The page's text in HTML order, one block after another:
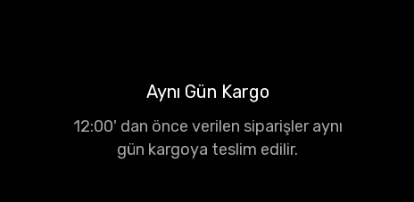
Aynı Gün Kargo
12:00' dan önce verilen siparişler aynı
gün kargoya teslim edilir.